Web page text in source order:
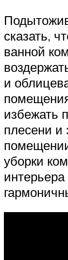
сказать,
ванной
и
избежать
плесени и
уборки